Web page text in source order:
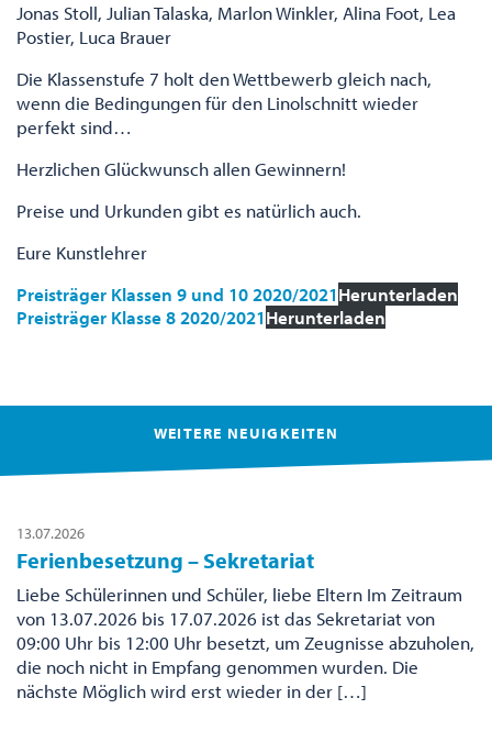
Jonas Stoll, Julian Talaska, Marlon Winkler, Alina Foot, Lea
Postier, Luca Brauer
Die Klassenstufe 7 holt den Wettbewerb gleich nach,
wenn die Bedingungen für den Linolschnitt wieder
perfekt sind…
Herzlichen Glückwunsch allen Gewinnern!
Preise und Urkunden gibt es natürlich auch.
Eure Kunstlehrer
Preisträger Klassen 9 und 10 2020/2021Herunterladen
Preisträger Klasse 8 2020/2021Herunterladen
WEITERE NEUIGKEITEN
13.07.2026
Ferienbesetzung – Sekretariat
Liebe Schülerinnen und Schüler, liebe Eltern Im Zeitraum
von 13.07.2026 bis 17.07.2026 ist das Sekretariat von
09:00 Uhr bis 12:00 Uhr besetzt, um Zeugnisse abzuholen,
die noch nicht in Empfang genommen wurden. Die
nächste Möglich wird erst wieder in der […]